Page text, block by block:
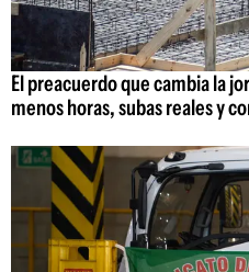
El preacuerdo que cambia la
menos horas, subas reales y